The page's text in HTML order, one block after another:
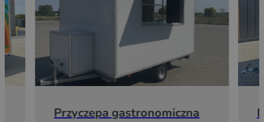
Przyczepa gastronomiczna